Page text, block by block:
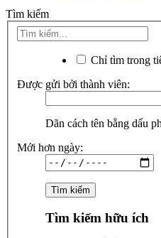
Tìm kiếm
Chỉ tìm trong
Được gửi bởi thành viên:
Dãn cách tên bằng dấu
Mới hơn ngày:
Tìm kiếm hữu ích